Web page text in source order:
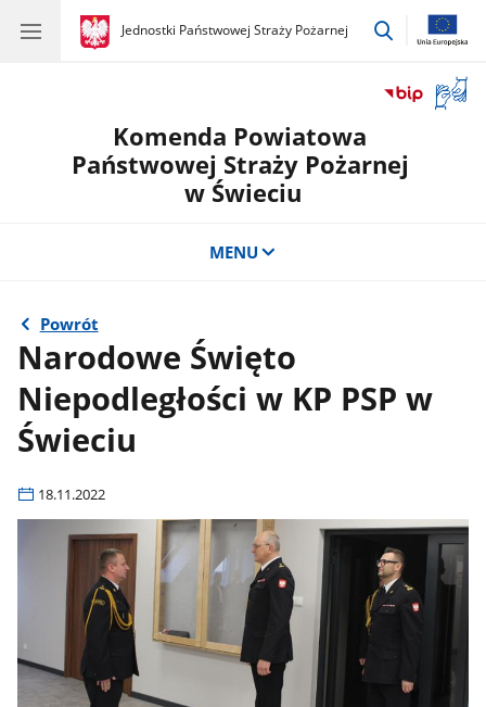
gov.pl
Jednostki Państwowej Straży Pożarnej
gov.pl
Jednostki
przejdź
okno
Komenda Powiatowa
Państwowej Straży Pożarnej
w Świeciu
MENU
Powrót
Narodowe Święto
Niepodległości w KP PSP w
Świeciu
18.11.2022